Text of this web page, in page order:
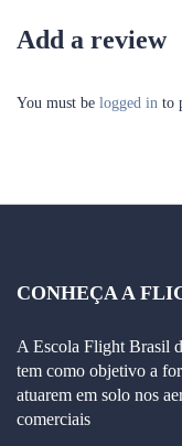
Add a review
You must be logged in to
CONHEÇA A
A Escola Flight Brasil
tem como objetivo a
atuarem em solo nos
comerciais